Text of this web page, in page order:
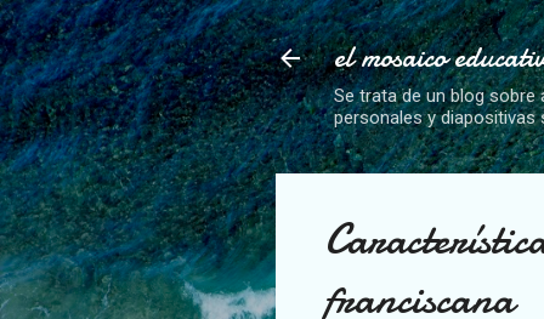
el mosaico
Se trata de un blog
personales y
franciscana